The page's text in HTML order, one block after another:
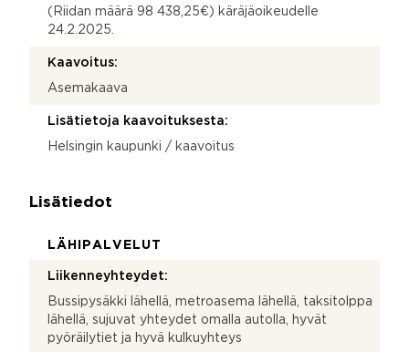
(Riidan määrä 98 438,25€) käräjäoikeudelle
24.2.2025.
Kaavoitus:
Asemakaava
Lisätietoja kaavoituksesta:
Helsingin kaupunki / kaavoitus
Lisätiedot
LÄHIPALVELUT
Liikenneyhteydet:
Bussipysäkki lähellä, metroasema lähellä, taksitolppa
lähellä, sujuvat yhteydet omalla autolla, hyvät
pyöräilytiet ja hyvä kulkuyhteys